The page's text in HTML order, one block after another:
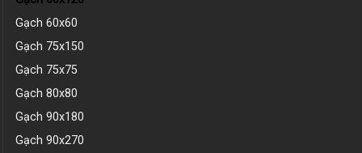
Gạch 60x60
Gạch 75x150
Gạch 75x75
Gạch 80x80
Gạch 90x180
Gạch 90x270